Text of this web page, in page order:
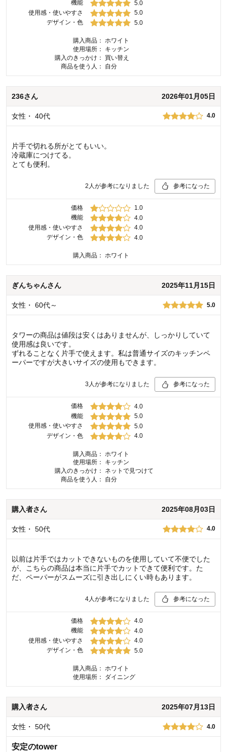
機能
5.0
使用感・使いやすさ
5.0
デザイン・色
5.0
購入商品： ホワイト
使用場所：
キッチン
購入のきっかけ：
買い替え
商品を使う人：
自分
236さん 2026年01月05日
女性 ・ 40代 4.0
片手で切れる所がとてもいい。
冷蔵庫につけてる。
とても便利。
2 人が参考になりました 参考になった
価格
1.0
機能
4.0
使用感・使いやすさ
4.0
デザイン・色
4.0
購入商品： ホワイト
ぎんちゃんさん 2025年11月15日
女性 ・ 60代～ 5.0
タワーの商品は値段は安くはありませんが、しっかりしていて
使用感は良いです。
ずれることなく片手で使えます。私は普通サイズのキッチンペ
ーパーですが大きいサイズの使用もできます。
3 人が参考になりました 参考になった
価格
4.0
機能
5.0
使用感・使いやすさ
5.0
デザイン・色
4.0
購入商品：
ホワイト
使用場所：
キッチン
購入のきっかけ：
ネットで見つけて
商品を使う人：
自分
購入者さん 2025年08月03日
女性 ・ 50代 4.0
以前は片手ではカットできないものを使用していて不便でした
が、こちらの商品は本当に片手でカットできて便利です。た
だ、ペーパーがスムーズに引き出しにくい時もあります。
4人が参考になりました 参考になった
価格
4.0
機能
4.0
使用感・使いやすさ
4.0
デザイン・色
5.0
購入商品： ホワイト
使用場所：
ダイニング
購入者さん 2025年07月13日
女性 ・ 50代 4.0
安定のtower